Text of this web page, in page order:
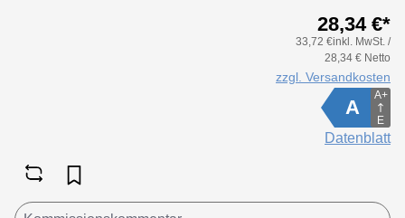
28,34 €*
33,72 €inkl. MwSt. /
28,34 € Netto
zzgl. Versandkosten
A
A+
E
Datenblatt